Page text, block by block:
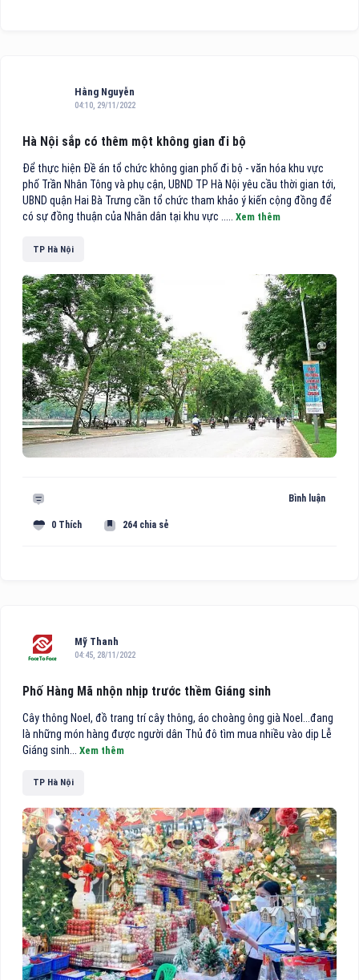
Hằng Nguyễn
04:10, 29/11/2022
Hà Nội sắp có thêm một không gian đi bộ
Để thực hiện Đề án tổ chức không gian phố đi bộ - văn hóa khu vực
phố Trần Nhân Tông và phụ cận, UBND TP Hà Nội yêu cầu thời gian tới,
UBND quận Hai Bà Trưng cần tổ chức tham khảo ý kiến cộng đồng để
có sự đồng thuận của Nhân dân tại khu vực ..... Xem thêm
TP Hà Nội
Bình luận
0 Thích 264 chia sẻ
Mỹ Thanh
04:45, 28/11/2022
Phố Hàng Mã nhộn nhịp trước thềm Giáng sinh
Cây thông Noel, đồ trang trí cây thông, áo choàng ông già Noel...đang
là những món hàng được người dân Thủ đô tìm mua nhiều vào dịp Lễ
Giáng sinh... Xem thêm
TP Hà Nội